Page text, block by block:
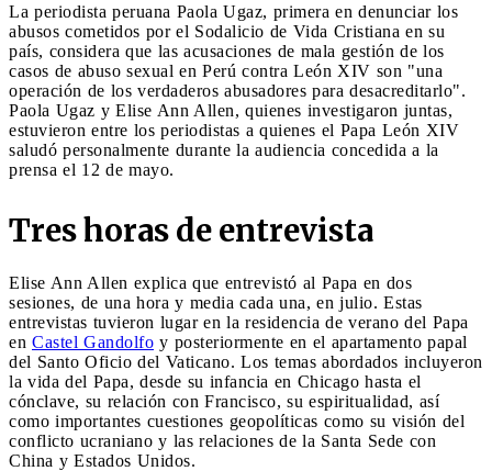
La periodista peruana Paola Ugaz, primera en denunciar los
abusos cometidos por el Sodalicio de Vida Cristiana en su
país, considera que las acusaciones de mala gestión de los
casos de abuso sexual en Perú contra León XIV son "una
operación de los verdaderos abusadores para desacreditarlo".
Paola Ugaz y Elise Ann Allen, quienes investigaron juntas,
estuvieron entre los periodistas a quienes el Papa León XIV
saludó personalmente durante la audiencia concedida a la
prensa el 12 de mayo.
Tres horas de entrevista
Elise Ann Allen explica que entrevistó al Papa en dos
sesiones, de una hora y media cada una, en julio. Estas
entrevistas tuvieron lugar en la residencia de verano del Papa
en Castel Gandolfo y posteriormente en el apartamento papal
del Santo Oficio del Vaticano. Los temas abordados incluyeron
la vida del Papa, desde su infancia en Chicago hasta el
cónclave, su relación con Francisco, su espiritualidad, así
como importantes cuestiones geopolíticas como su visión del
conflicto ucraniano y las relaciones de la Santa Sede con
China y Estados Unidos.